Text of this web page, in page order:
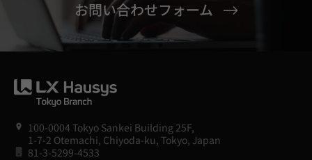
お問い合わせフォーム
100-0004 Tokyo Sankei Building 25F,
1-7-2 Otemachi, Chiyoda-ku, Tokyo, Japan
81-3-5299-4533